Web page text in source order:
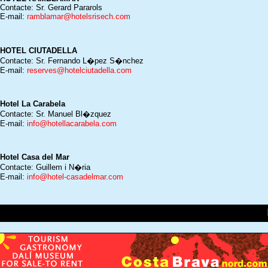
Contacte: Sr. Gerard Pararols
E-mail: ramblamar@hotelsrisech.com
HOTEL CIUTADELLA
Contacte: Sr. Fernando L�pez S�nchez
E-mail: reserves@hotelciutadella.com
Hotel La Carabela
Contacte: Sr. Manuel Bl�zquez
E-mail: info@hotellacarabela.com
Hotel Casa del Mar
Contacte: Guillem i N�ria
E-mail: info@hotel-casadelmar.com